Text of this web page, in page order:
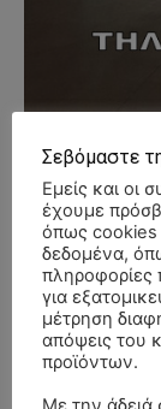
Σεβόμαστε
Εμείς και οι
έχουμε
όπως cookies
δεδομένα,
πληροφορίες
για
μέτρηση
απόψεις του
προϊόντων.